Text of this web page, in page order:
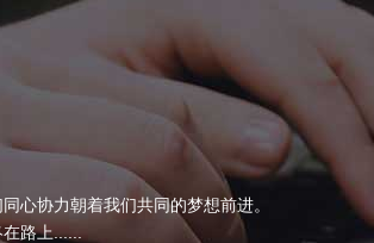
心协力朝着我们共同的梦想前进。
路上......